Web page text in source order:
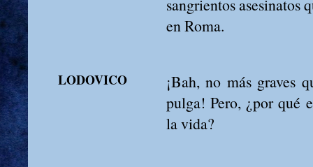
sangrientos asesinatos
en Roma.
LODOVICO
¡Bah, no más graves
pulga! Pero, ¿por qué
la vida?